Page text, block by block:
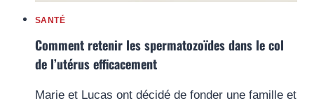
SANTÉ
Comment retenir les spermatozoïdes dans le col
de l’utérus efficacement
Marie et Lucas ont décidé de fonder une famille et